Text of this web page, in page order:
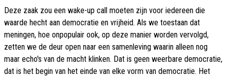
Deze zaak zou een wake-up call moeten zijn voor iedereen die
waarde hecht aan democratie en vrijheid. Als we toestaan dat
meningen, hoe onpopulair ook, op deze manier worden vervolgd,
zetten we de deur open naar een samenleving waarin alleen nog
maar echo's van de macht klinken. Dat is geen weerbare democratie,
dat is het begin van het einde van elke vorm van democratie. Het